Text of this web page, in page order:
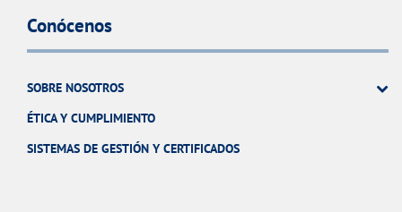
Conócenos
SOBRE NOSOTROS
ÉTICA Y CUMPLIMIENTO
SISTEMAS DE GESTIÓN Y CERTIFICADOS